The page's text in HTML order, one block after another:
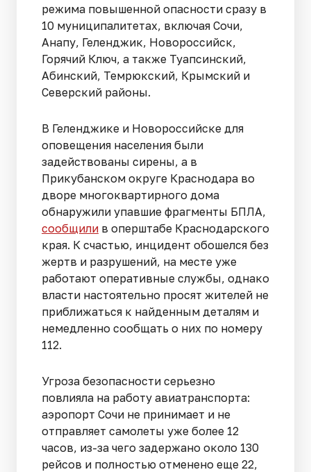
режима повышенной опасности сразу в
10 муниципалитетах, включая Сочи,
Анапу, Геленджик, Новороссийск,
Горячий Ключ, а также Туапсинский,
Абинский, Темрюкский, Крымский и
Северский районы.
В Геленджике и Новороссийске для
оповещения населения были
задействованы сирены, а в
Прикубанском округе Краснодара во
дворе многоквартирного дома
обнаружили упавшие фрагменты БПЛА,
сообщили в оперштабе Краснодарского
края. К счастью, инцидент обошелся без
жертв и разрушений, на месте уже
работают оперативные службы, однако
власти настоятельно просят жителей не
приближаться к найденным деталям и
немедленно сообщать о них по номеру
112.
Угроза безопасности серьезно
повлияла на работу авиатранспорта:
аэропорт Сочи не принимает и не
отправляет самолеты уже более 12
часов, из-за чего задержано около 130
рейсов и полностью отменено еще 22,